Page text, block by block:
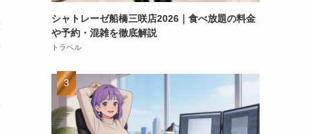
シャトレーゼ船橋三咲店2026｜食べ放題の料金
や予約・混雑を徹底解説
トラベル